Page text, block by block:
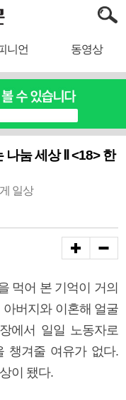
니언 동영상
눔 세상 Ⅱ <18> 한
일상
먹어 본 기억이 거의
버지와 이혼해 얼굴
에서 일일 노동자로
챙겨줄 여유가 없다.
이 됐다.